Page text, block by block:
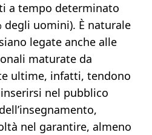
a tempo determinato
degli uomini). È naturale
legate anche alle
maturate da
ultime, infatti, tendono
nel pubblico
nel garantire, almeno